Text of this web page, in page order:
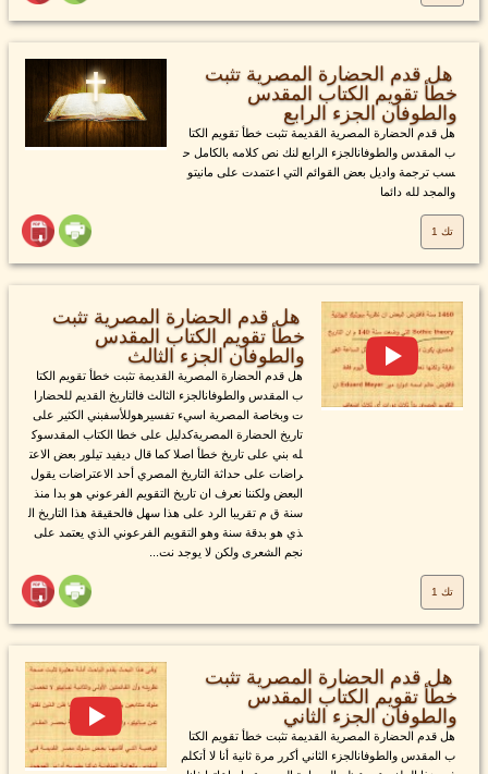
هل قدم الحضارة المصرية تثبت
خطأ تقويم الكتاب المقدس
والطوفان الجزء الرابع
هل قدم الحضارة المصرية القديمة تثبت خطأ تقويم الكتا
ب المقدس والطوفانالجزء الرابع لنك نص كلامه بالكامل ح
سب ترجمة واديل بعض القوائم التي اعتمدت على مانيتو
والمجد لله دائما
تك 1
هل قدم الحضارة المصرية تثبت
خطأ تقويم الكتاب المقدس
والطوفان الجزء الثالث
هل قدم الحضارة المصرية القديمة تثبت خطأ تقويم الكتا
ب المقدس والطوفانالجزء الثالث فالتاريخ القديم للحضارا
ت وبخاصة المصرية اسيء تفسيرهوللأسفبني الكثير على
تاريخ الحضارة المصريةكدليل على خطا الكتاب المقدسوك
له بني على تاريخ خطأ اصلا كما قال ديفيد تيلور بعض الاعت
راضات على حداثة التاريخ المصري أحد الاعتراضات يقول
البعض ولكننا نعرف ان تاريخ التقويم الفرعوني هو بدا منذ
سنة ق م تقريبا الرد على هذا سهل فالحقيقة هذا التاريخ ال
ذي هو بدقة سنة وهو التقويم الفرعوني الذي يعتمد على
نجم الشعرى ولكن لا يوجد نت...
تك 1
هل قدم الحضارة المصرية تثبت
خطأ تقويم الكتاب المقدس
والطوفان الجزء الثاني
هل قدم الحضارة المصرية القديمة تثبت خطأ تقويم الكتا
ب المقدس والطوفانالجزء الثاني أكرر مرة ثانية أنا لا أتكلم